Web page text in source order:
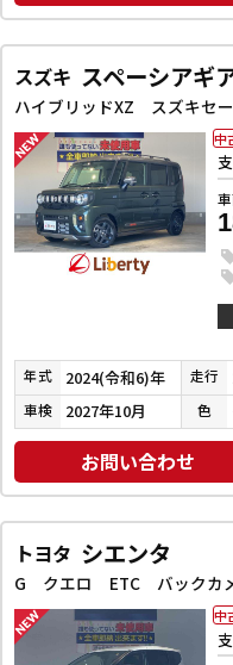
スズキ スペーシアギ
中
年式 2024(令和6)年 走行
車検 2027年10月 色
お問い合わせ
トヨタ シエンタ
中